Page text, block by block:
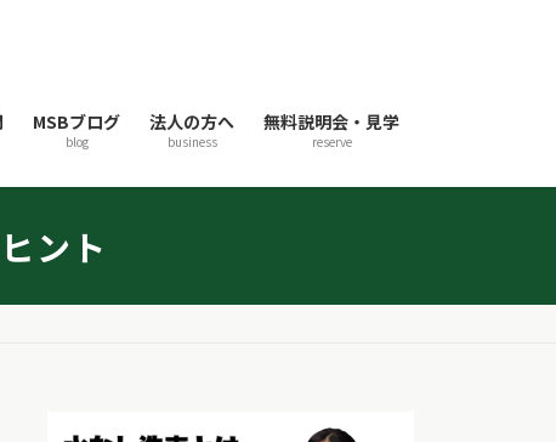
MSBブログ
blog
法人の方へ
business
無料説明会・見学
reserve
ント